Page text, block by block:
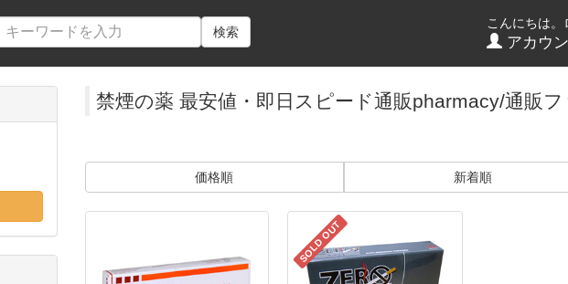
検索
こんにちは。
アカウ
禁煙の薬 最安値・即日スピード通販pharmacy/通販
価格順 新着順
SOLD OUT